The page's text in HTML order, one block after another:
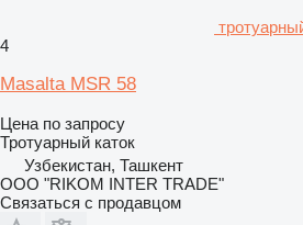
4
Masalta MSR 58
Цена по запросу
Тротуарный каток
Узбекистан, Ташкент
OOO "RIKOM INTER TRADE"
Связаться с продавцом